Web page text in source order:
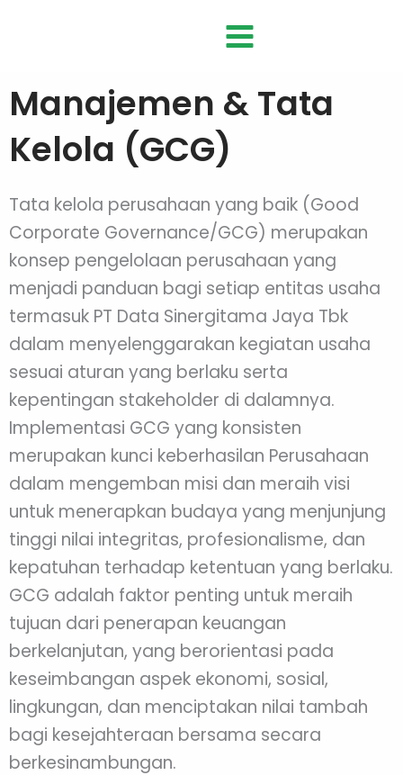
Manajemen & Tata
Kelola (GCG)
Tata kelola perusahaan yang baik (Good
Corporate Governance/GCG) merupakan
konsep pengelolaan perusahaan yang
menjadi panduan bagi setiap entitas usaha
termasuk PT Data Sinergitama Jaya Tbk
dalam menyelenggarakan kegiatan usaha
sesuai aturan yang berlaku serta
kepentingan stakeholder di dalamnya.
Implementasi GCG yang konsisten
merupakan kunci keberhasilan Perusahaan
dalam mengemban misi dan meraih visi
untuk menerapkan budaya yang menjunjung
tinggi nilai integritas, profesionalisme, dan
kepatuhan terhadap ketentuan yang berlaku.
GCG adalah faktor penting untuk meraih
tujuan dari penerapan keuangan
berkelanjutan, yang berorientasi pada
keseimbangan aspek ekonomi, sosial,
lingkungan, dan menciptakan nilai tambah
bagi kesejahteraan bersama secara
berkesinambungan.